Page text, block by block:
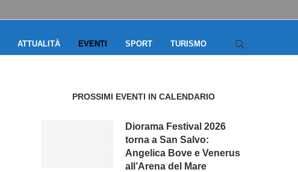
ATTUALITÀ EVENTI SPORT TURISMO
PROSSIMI EVENTI IN CALENDARIO
Diorama Festival 2026
torna a San Salvo:
Angelica Bove e Venerus
all’Arena del Mare